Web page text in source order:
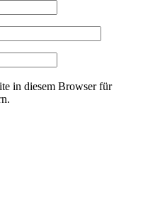
in diesem Browser für